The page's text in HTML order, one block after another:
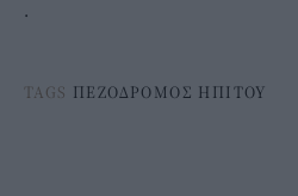
.
TAGS ΠΕΖΟΔΡΟΜΟΣ ΗΠΙΤΟΥ